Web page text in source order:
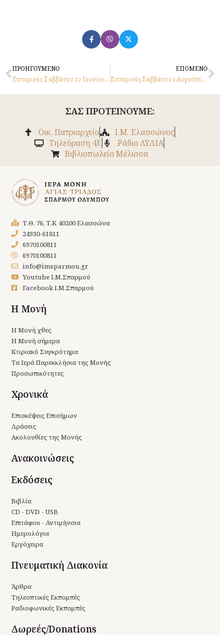
Prev
ΠΡΟΗΓΟΥΜΕΝΟ
Εσπερινός Σαββάτου 27 Ιουνίου 2026
ΕΠΟΜΕΝΟ
Εσπερινός Σαββάτου 1 Αυγούστου 2026
ΣΑΣ ΠΡΟΤΕΙΝΟΥΜΕ:
Οικ. Πατριαρχείο
Ι.Μ. Ελασσώνος
Tηλεόραση 4Ε
Ράδιο ΛΥΔΙΑ
Βιβλιοπωλείο Μέλισσα
Τ.Θ. 76, Τ.Κ 40200 Ελασσώνα
24930-61811
6970100811
6970100811
info@imsparmou.gr
Youtube Ι.Μ.Σπαρμού
Facebook Ι.Μ.Σπαρμού
Η Μονή
Η Μονή χθες
Η Μονή σήμερα
Κτιριακό Συγκρότημα
Τα Ιερά Παρεκκλήσια της Μονής
Προσωπικότητες
Χρονικά
Επισκέψεις Επισήμων
Δράσεις
Ακολουθίες της Μονής
Ανακοινώσεις
Εκδόσεις
Βιβλία
CD - DVD - USB
Επιτάφιοι - Αντιμήνσια
Ημερολόγια
Εργόχειρα
Πνευματική Διακονία
Άρθρα
Τηλεοπτικές Εκπομπές
Ραδιοφωνικές Εκπομπές
Δωρεές/Donations